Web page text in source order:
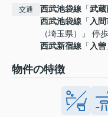
交通 西武池袋線 「武蔵
西武池袋線 「入間
（埼玉県）」 停
西武新宿線 「入曽
物件の特徴